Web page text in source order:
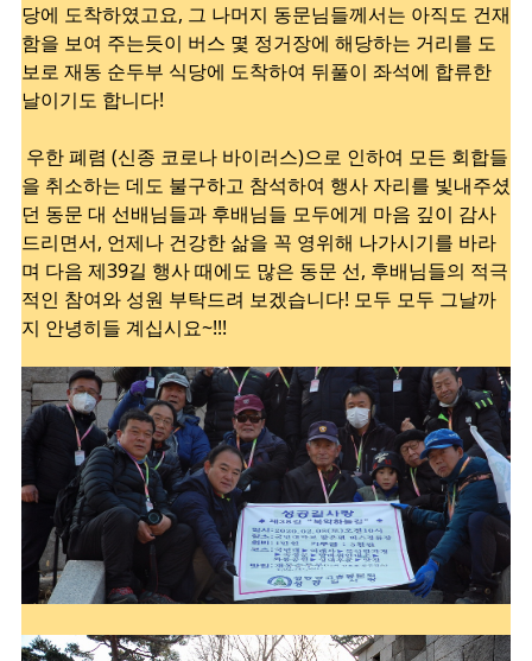
당에 도착하였고요, 그 나머지 동문님들께서는 아직도 건재
함을 보여 주는듯이 버스 몇 정거장에 해당하는 거리를 도
보로 재동 순두부 식당에 도착하여 뒤풀이 좌석에 합류한
날이기도 합니다!
우한 폐렴 (신종 코로나 바이러스)으로 인하여 모든 회합들
을 취소하는 데도 불구하고 참석하여 행사 자리를 빛내주셨
던 동문 대 선배님들과 후배님들 모두에게 마음 깊이 감사
드리면서, 언제나 건강한 삶을 꼭 영위해 나가시기를 바라
며 다음 제39길 행사 때에도 많은 동문 선, 후배님들의 적극
적인 참여와 성원 부탁드려 보겠습니다! 모두 모두 그날까
지 안녕히들 계십시요~!!!